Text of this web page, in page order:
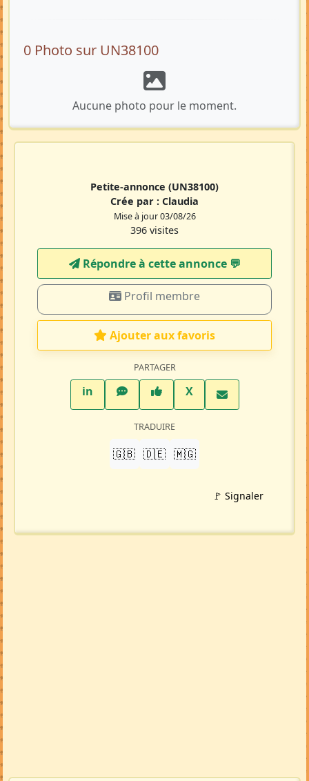
0 Photo sur UN38100
Aucune photo pour le moment.
Petite-annonce (UN38100)
Crée par : Claudia
Mise à jour 03/08/26
396 visites
Répondre à cette annonce 💬​
Profil membre
Ajouter aux favoris
PARTAGER
inLinkedInWhatsAppFacebook
XTwitter X
TRADUIRE
🇬🇧 🇩🇪 🇲🇬
🚩 Signaler